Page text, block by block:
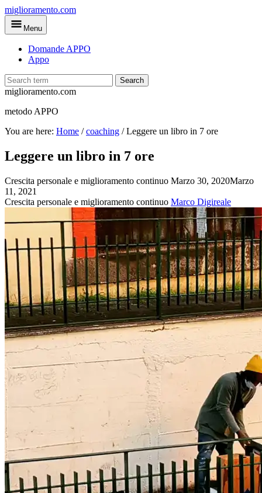
Skip
to
main
miglioramento.com
Menu
Domande APPO
Appo
Search
miglioramento.com
metodo APPO
You are here: Home /coaching /Leggere un libro in 7 ore
Leggere un libro in 7 ore
Crescita personale e miglioramento continuo Marzo 30, 2020Marzo
11, 2021
Crescita personale e miglioramento continuo Marco Digireale